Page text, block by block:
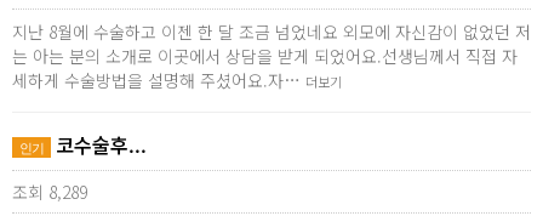
지난 8월에 수술하고 이젠 한 달 조금 넘었네요 외모에 자신감이 없었던 저
는 아는 분의 소개로 이곳에서 상담을 받게 되었어요.선생님께서 직접 자
세하게 수술방법을 설명해 주셨어요.자… 더보기
인기 코수술후...
조회 8,289